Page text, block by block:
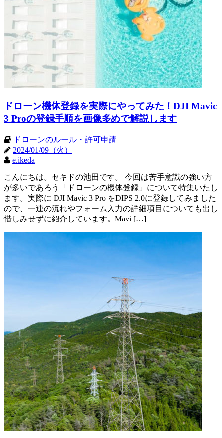
ドローン機体登録を実際にやってみた！DJI Mavic
3 Proの登録手順を画像多めで解説します
ドローンのルール・許可申請
2024/01/09（火）
e.ikeda
こんにちは。セキドの池田です。 今回は苦手意識の強い方
が多いであろう「ドローンの機体登録」について特集いたし
ます。実際に DJI Mavic 3 Pro をDIPS 2.0に登録してみました
ので、一連の流れやフォーム入力の詳細項目についても出し
惜しみせずに紹介しています。Mavi […]